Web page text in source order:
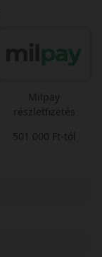
Milpay
részletfizetés
501 000 Ft-tól